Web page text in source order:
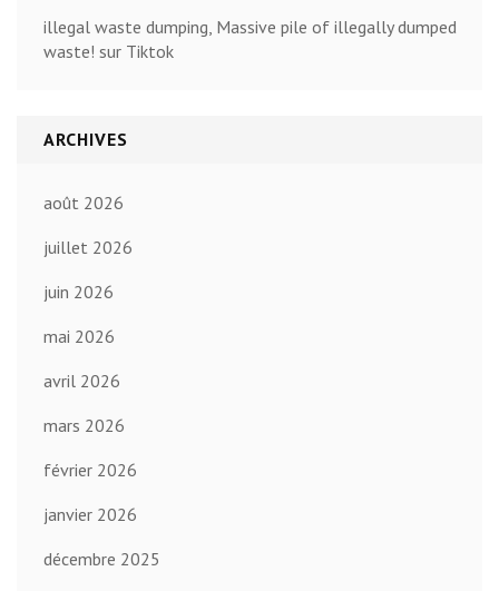
illegal waste dumping, Massive pile of illegally dumped
waste! sur Tiktok
ARCHIVES
août 2026
juillet 2026
juin 2026
mai 2026
avril 2026
mars 2026
février 2026
janvier 2026
décembre 2025